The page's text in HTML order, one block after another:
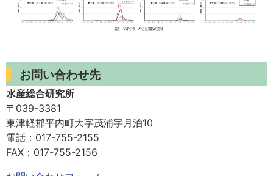
お問い合わせ先
水産総合研究所
〒039-3381
東津軽郡平内町大字茂浦字月泊10
電話：017-755-2155
FAX：017-755-2156